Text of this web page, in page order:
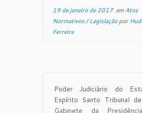
19 de janeiro de 2017em Atos
Normativos/Legislaçãopor
Ferreira
Poder Judiciário do
Espírito Santo Tribunal
Gabinete da